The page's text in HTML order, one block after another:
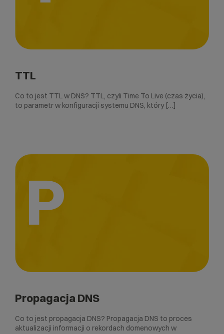
TTL
Co to jest TTL w DNS? TTL, czyli Time To Live (czas życia),
to parametr w konfiguracji systemu DNS, który […]
P
Propagacja DNS
Co to jest propagacja DNS? Propagacja DNS to proces
aktualizacji informacji o rekordach domenowych w